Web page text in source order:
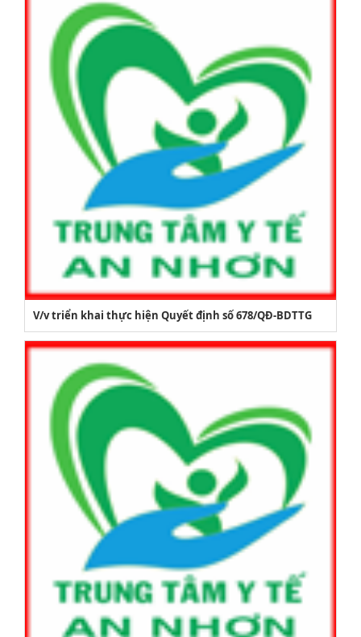
V/v triển khai thực hiện Quyết định số 678/QĐ-BDTTG